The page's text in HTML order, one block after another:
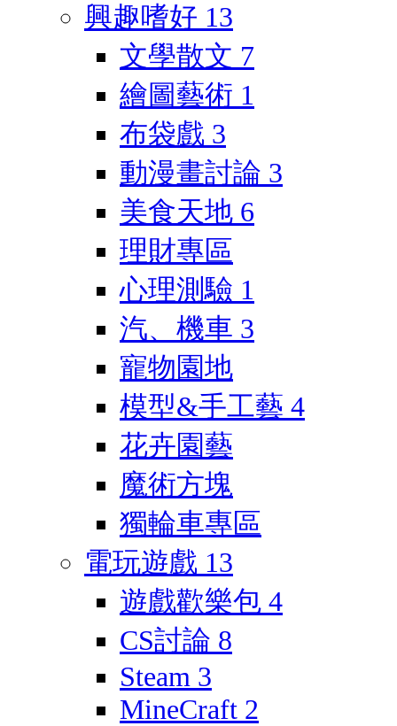
興趣嗜好 13
文學散文 7
繪圖藝術 1
布袋戲 3
動漫畫討論 3
美食天地 6
理財專區
心理測驗 1
汽、機車 3
寵物園地
模型&手工藝 4
花卉園藝
魔術方塊
獨輪車專區
電玩遊戲 13
遊戲歡樂包 4
CS討論 8
Steam 3
MineCraft 2